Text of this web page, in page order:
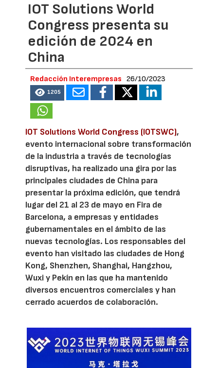
IOT Solutions World
Congress presenta su
edición de 2024 en
China
Redacción Interempresas 26/10/2023
1205
IOT Solutions World Congress (IOTSWC),
evento internacional sobre transformación
de la industria a través de tecnologías
disruptivas, ha realizado una gira por las
principales ciudades de China para
presentar la próxima edición, que tendrá
lugar del 21 al 23 de mayo en Fira de
Barcelona, a empresas y entidades
gubernamentales en el ámbito de las
nuevas tecnologías. Los responsables del
evento han visitado las ciudades de Hong
Kong, Shenzhen, Shanghai, Hangzhou,
Wuxi y Pekín en las que ha mantenido
diversos encuentros comerciales y han
cerrado acuerdos de colaboración.